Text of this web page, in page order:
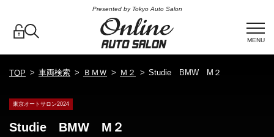
Presented by Tokyo Auto Salon
MENU
TOP 車両検索 ＢＭＷ Ｍ２ Studie BMW M２
東京オートサロン2024
Studie BMW M２